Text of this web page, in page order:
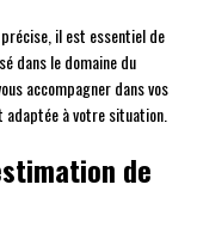
il est essentiel de
dans le domaine du
accompagner dans vos
à votre situation.
de